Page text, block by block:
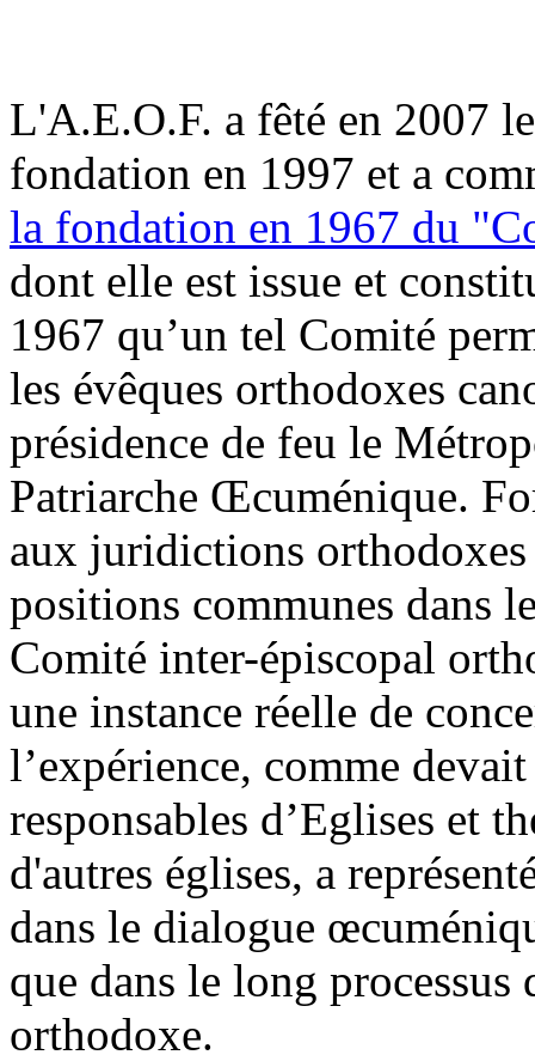
L'A.E.O.F. a fêté en 2007
fondation en 1997 et a
la fondation en 1967 du
dont elle est issue et
1967 qu’un tel Comité
les évêques orthodoxes
présidence de feu le
Patriarche Œcuménique.
aux juridictions orthodoxes
positions communes dans
Comité inter-épiscopal
une instance réelle de
l’expérience, comme
responsables d’Eglises et
d'autres églises, a
dans le dialogue
que dans le long processus
orthodoxe.